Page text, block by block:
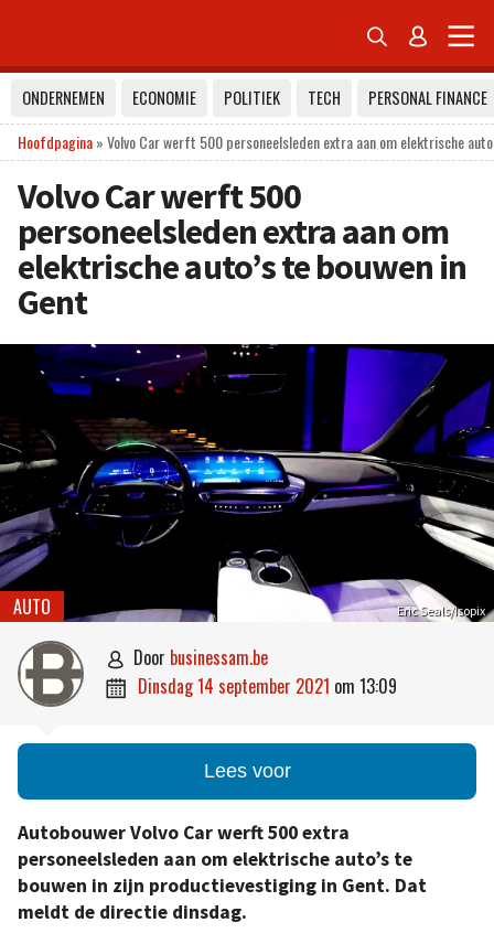
 
ONDERNEMEN ECONOMIE POLITIEK TECH
PERSONAL FINANCE
Hoofdpagina»Volvo Car werft 500 personeelsleden extra aan om elektrische
Volvo Car werft 500
personeelsleden extra aan om
elektrische auto’s te bouwen in
Gent
Eric Seals/Isopix
AUTO
 door businessam.be
 dinsdag 14 september 2021 om 13:09
Lees voor
Autobouwer Volvo Car werft 500 extra
personeelsleden aan om elektrische auto’s te
bouwen in zijn productievestiging in Gent. Dat
meldt de directie dinsdag.